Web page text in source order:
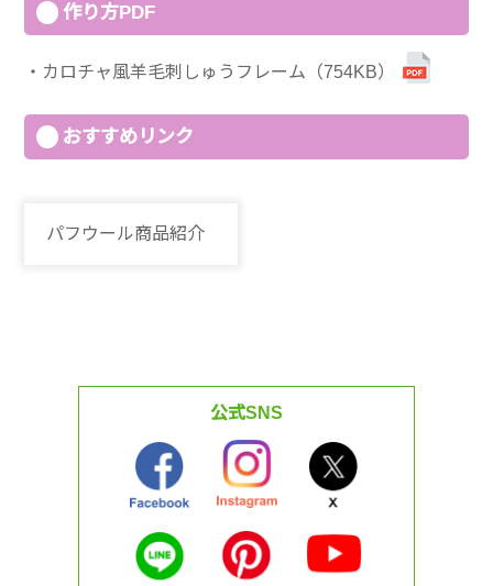
作り方PDF
カロチャ風羊毛刺しゅうフレーム（754KB）
おすすめリンク
パフウール商品紹介
公式SNS